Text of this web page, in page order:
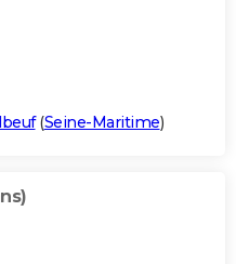
(Seine-Maritime)